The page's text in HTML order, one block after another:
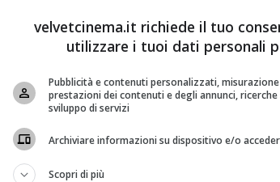
al Sole hanno rivelato una svolta
Prisco. Il motivo del rapimento è la sete di
cospicua di denaro da parte di Franco,
bambine?
in onda degliepisodi sconvolgenti
vedremo che tutti aPalazzo Palladini
la sua sete di denaro, spillando più
ha architettato appunto il piano del
velvetcinema.it richiede il tuo
utilizzare i tuoi dati personali
Pubblicità e contenuti personalizzati,
prestazioni dei contenuti e degli annunci, ricerche
sviluppo di servizi
Archiviare informazioni su dispositivo e/o
Scopri di più